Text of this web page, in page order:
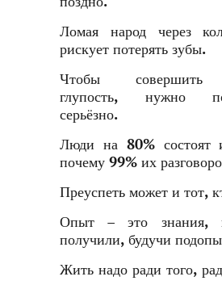
Ломая народ через
рискует потерять зубы.
Чтобы совершить
глупость, нужно
серьёзно.
Люди на 80% состоят
почему 99% их
Преуспеть может и тот,
Опыт – это знания,
получили, будучи
Жить надо ради того,